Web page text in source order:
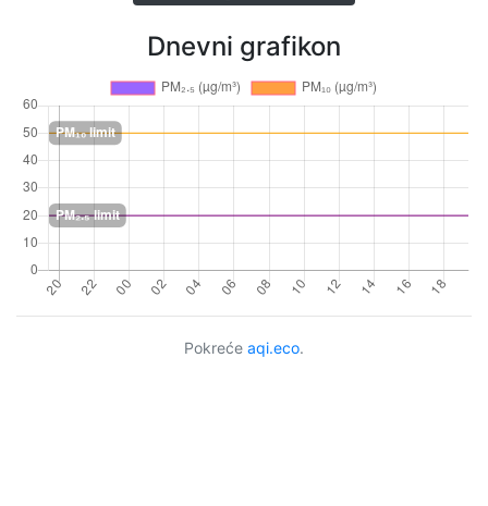
Dnevni grafikon
Pokreće aqi.eco.